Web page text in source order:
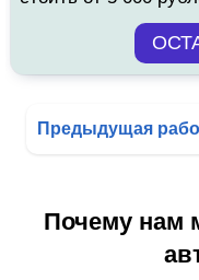
Предыдущая
Почему нам